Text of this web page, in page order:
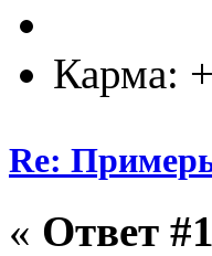
Карма:
Re:
« Ответ